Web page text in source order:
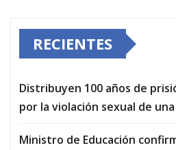
RECIENTES
Distribuyen 100 años de
por la violación sexual de
Ministro de Educación